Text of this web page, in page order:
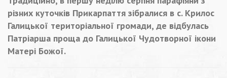
різних куточків Прикарпаття зібралися в с. Крилос
Галицької територіальної громади, де відбулась
Патріарша проща до Галицької Чудотворної ікони
Матері Божої.